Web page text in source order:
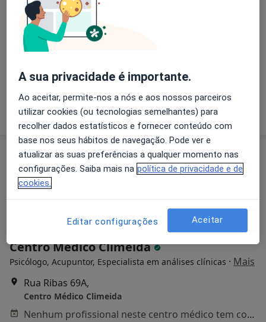
Ocupacional
Psicólogo, Acupuntor, Especialista em análises clínicas
Rua da Alegria 857, Porto
Mostrar perfil
Centro Médico Climeida
Psicólogo, Acupuntor, Especialista em análises clínicas · Mais
Rua Ribas 69A,
Centro Médico Climeida
Nenhum profissional neste centro médico tem consultas disponíveis
A sua privacidade é importante.
Ao aceitar, permite-nos a nós e aos nossos parceiros
utilizar cookies (ou tecnologias semelhantes) para
recolher dados estatísticos e fornecer conteúdo com
base nos seus hábitos de navegação. Pode ver e
atualizar as suas preferências a qualquer momento nas
configurações. Saiba mais na política de privacidade e de
cookies.
Editar configurações Aceitar